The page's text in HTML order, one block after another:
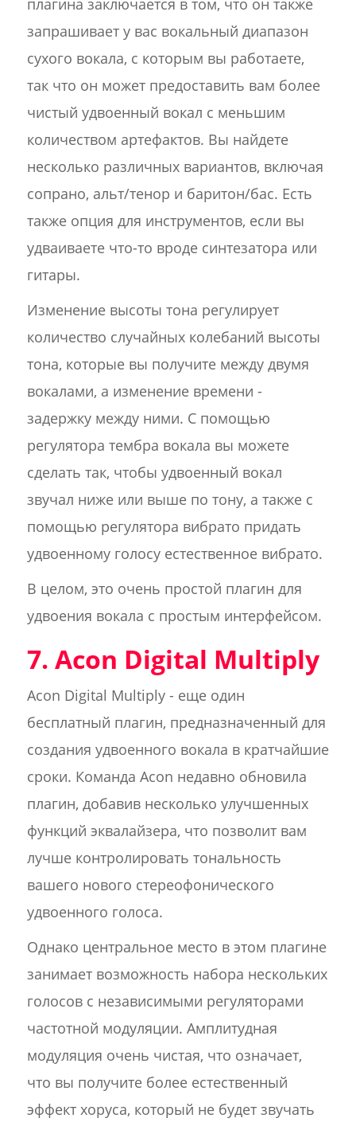
плагина заключается в том, что он также
запрашивает у вас вокальный диапазон
сухого вокала, с которым вы работаете,
так что он может предоставить вам более
чистый удвоенный вокал с меньшим
количеством артефактов. Вы найдете
несколько различных вариантов, включая
сопрано, альт/тенор и баритон/бас. Есть
также опция для инструментов, если вы
удваиваете что-то вроде синтезатора или
гитары.
Изменение высоты тона регулирует
количество случайных колебаний высоты
тона, которые вы получите между двумя
вокалами, а изменение времени -
задержку между ними. С помощью
регулятора тембра вокала вы можете
сделать так, чтобы удвоенный вокал
звучал ниже или выше по тону, а также с
помощью регулятора вибрато придать
удвоенному голосу естественное вибрато.
В целом, это очень простой плагин для
удвоения вокала с простым интерфейсом.
7. Acon Digital Multiply
Acon Digital Multiply - еще один
бесплатный плагин, предназначенный для
создания удвоенного вокала в кратчайшие
сроки. Команда Acon недавно обновила
плагин, добавив несколько улучшенных
функций эквалайзера, что позволит вам
лучше контролировать тональность
вашего нового стереофонического
удвоенного голоса.
Однако центральное место в этом плагине
занимает возможность набора нескольких
голосов с независимыми регуляторами
частотной модуляции. Амплитудная
модуляция очень чистая, что означает,
что вы получите более естественный
эффект хоруса, который не будет звучать